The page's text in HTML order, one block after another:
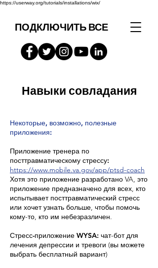
https://userway.org/tutorials/installations/wix/
ПОДКЛЮЧИТЬ ВСЕ
Навыки совладания
Некоторые, возможно, полезные
приложения:
Приложение тренера по
посттравматическому стрессу:
https://www.mobile.va.gov/app/ptsd-coach
Хотя это приложение разработано VA, это
приложение предназначено для всех, кто
испытывает посттравматический стресс
или хочет узнать больше, чтобы помочь
кому-то, кто им небезразличен.
Стресс-приложение WYSA: чат-бот для
лечения депрессии и тревоги (вы можете
выбрать бесплатный вариант)